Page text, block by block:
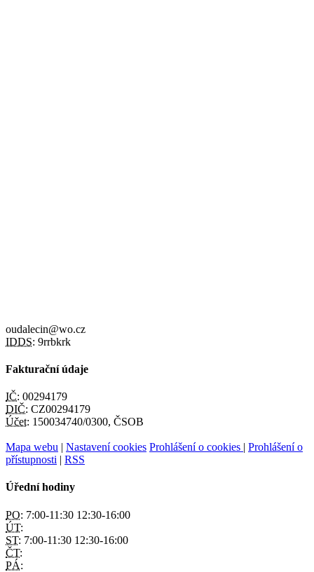
oudalecin@wo.cz
IDDS: 9rrbkrk
Fakturační údaje
IČ: 00294179
DIČ: CZ00294179
Účet: 150034740/0300, ČSOB
Mapa webu | Nastavení cookies Prohlášení o cookies | Prohlášení o
přístupnosti | RSS
Úřední hodiny
PO: 7:00-11:30 12:30-16:00
ÚT:
ST: 7:00-11:30 12:30-16:00
ČT:
PÁ: